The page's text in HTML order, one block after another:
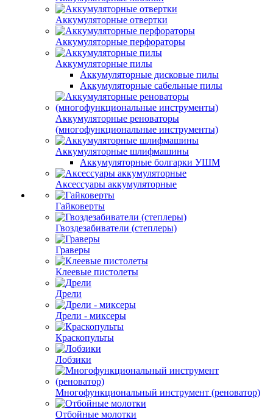
Аккумуляторные отвертки
Аккумуляторные перфораторы
Аккумуляторные пилы
Аккумуляторные дисковые пилы
Аккумуляторные сабельные пилы
Аккумуляторные реноваторы
(многофункциональные инструменты)
Аккумуляторные шлифмашины
Аккумуляторные болгарки УШМ
Аксессуары аккумуляторные
Гайковерты
Гвоздезабиватели (степлеры)
Граверы
Клеевые пистолеты
Дрели
Дрели - миксеры
Краскопульты
Лобзики
Многофункциональный инструмент (реноватор)
Отбойные молотки